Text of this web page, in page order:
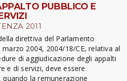
PUBBLICO E
2011
direttiva del Parlamento
2004, 2004/18/CE, relativa al
di aggiudicazione degli appalti
e di servizi, deve essere
la remunerazione